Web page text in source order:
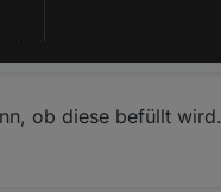
ob diese befüllt wird.